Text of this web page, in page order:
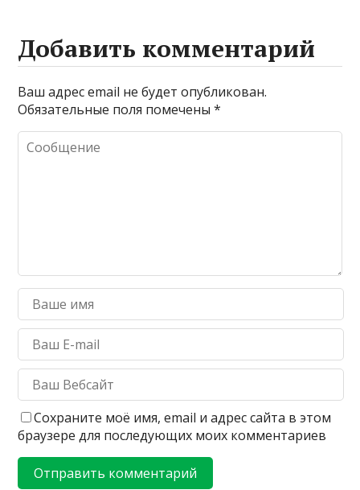
Добавить комментарий
Ваш адрес email не будет опубликован.
Обязательные поля помечены*
Сохраните моё имя, email и адрес сайта в этом
браузере для последующих моих комментариев